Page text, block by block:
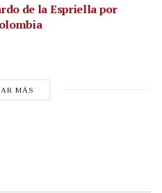
de la Espriella por
MÁS